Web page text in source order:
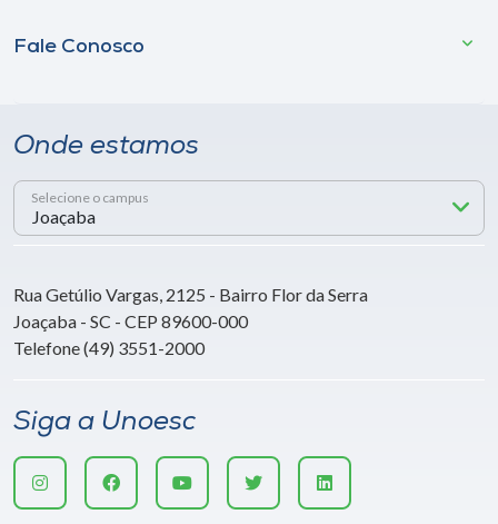
Fale Conosco
Onde estamos
Selecione o campus
Rua Getúlio Vargas, 2125 - Bairro Flor da Serra
Joaçaba - SC - CEP 89600-000
Telefone (49) 3551-2000
Siga a Unoesc